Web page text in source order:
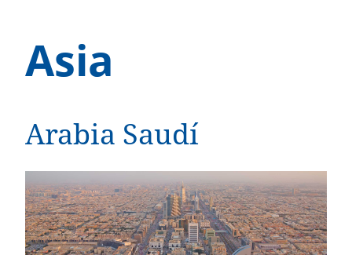
Asia
Arabia Saudí